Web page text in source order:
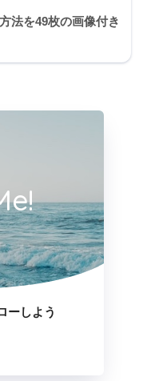
法を49枚の画像付き
ーしよう